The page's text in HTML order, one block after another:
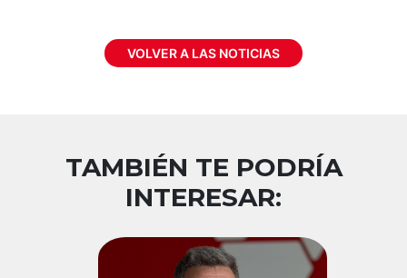
VOLVER A LAS NOTICIAS
TAMBIÉN TE PODRÍA
INTERESAR: